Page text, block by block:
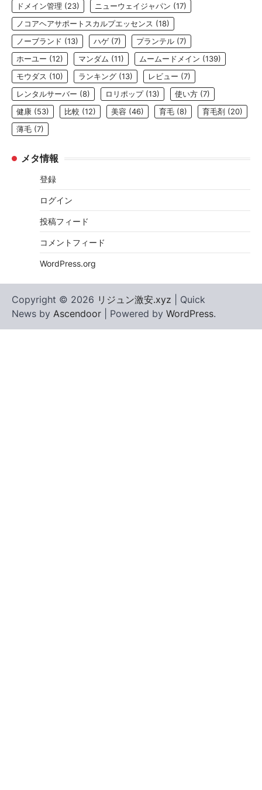
ドメイン管理 (23) ニューウェイジャパン (17)
ノコアヘアサポートスカルプエッセンス (18)
ノーブランド (13) ハゲ (7) プランテル (7)
ホーユー (12) マンダム (11) ムームードメイン (139)
モウダス (10) ランキング (13) レビュー (7)
レンタルサーバー (8) ロリポップ(13) 使い方 (7)
健康 (53) 比較 (12) 美容 (46) 育毛 (8) 育毛剤 (20)
薄毛 (7)
メタ情報
登録
ログイン
投稿フィード
コメントフィード
WordPress.org
Copyright © 2026 リジュン激安.xyz | Quick
News by Ascendoor | Powered by WordPress.